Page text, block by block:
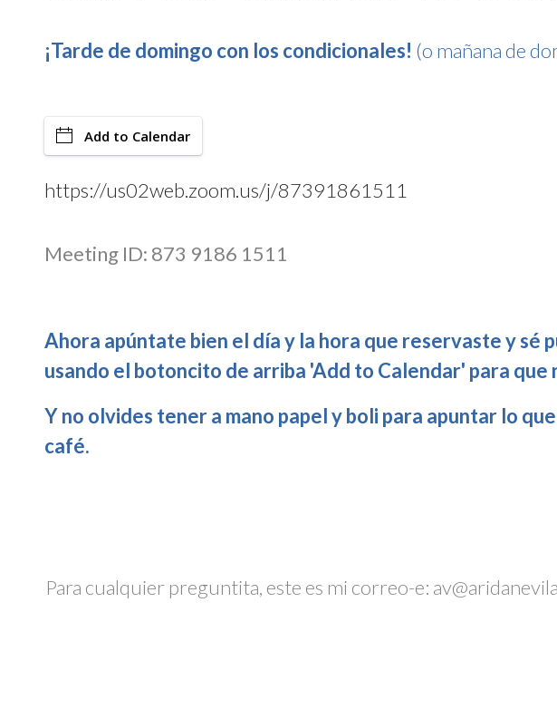
¡Tarde de domingo con los condicionales! (o mañana de
Add to Calendar
https://us02web.zoom.us/j/87391861511
Meeting ID: 873 9186 1511
Ahora apúntate bien el día y la hora que reservaste y sé
usando el botoncito de arriba 'Add to Calendar' para que
Y no olvides tener a mano papel y boli para apuntar lo
café.
Para cualquier preguntita, este es mi correo-e: